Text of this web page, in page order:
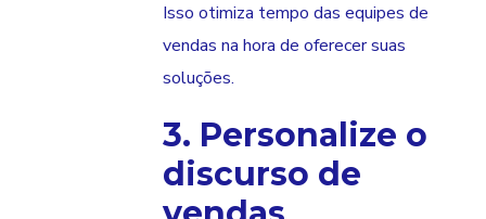
Isso otimiza tempo das equipes de
vendas na hora de oferecer suas
soluções.
3. Personalize o
discurso de